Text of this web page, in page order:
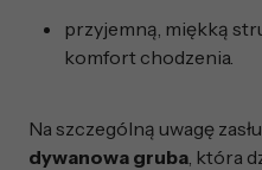
przyjemną, miękką
komfort chodzenia.
Na szczególną uwagę
dywanowa gruba , która